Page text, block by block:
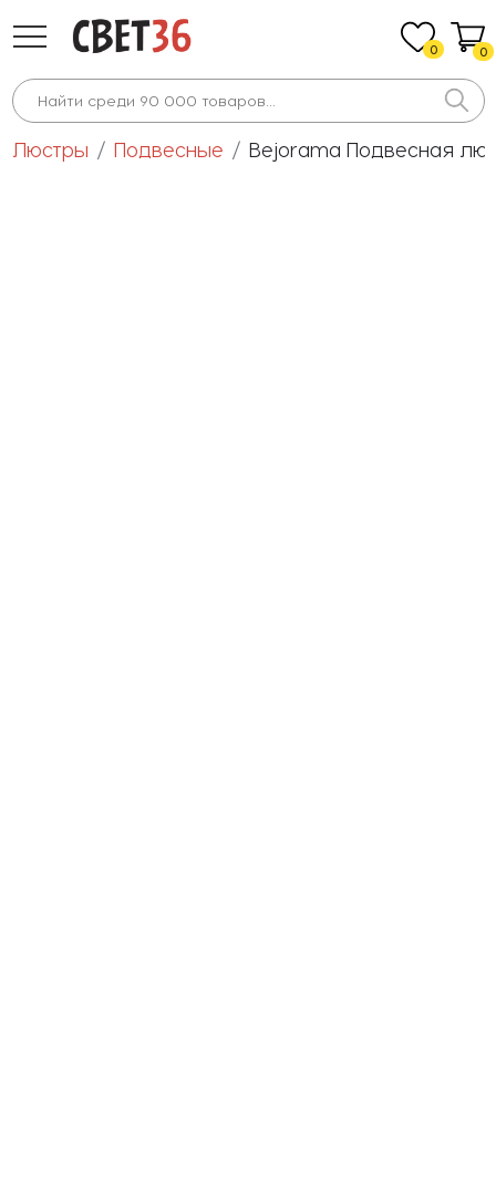
0 0
Люстры Подвесные Bejorama Подвесная